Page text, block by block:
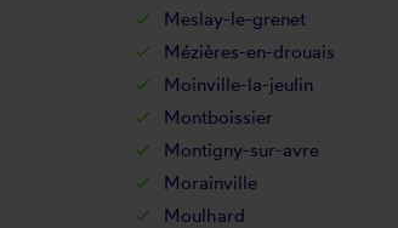
Meslay-le-grenet
Mézières-en-drouais
Moinville-la-jeulin
Montboissier
Montigny-sur-avre
Morainville
Moulhard